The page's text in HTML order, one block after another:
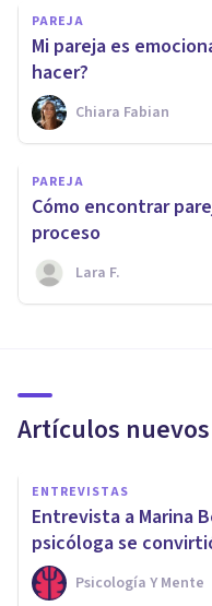
PAREJA
Mi pareja es
hacer?
Chiara Fabian
PAREJA
Cómo encontrar
proceso
Lara F.
Artículos nuevos
ENTREVISTAS
Entrevista a Marina
psicóloga se
Psicología Y Mente